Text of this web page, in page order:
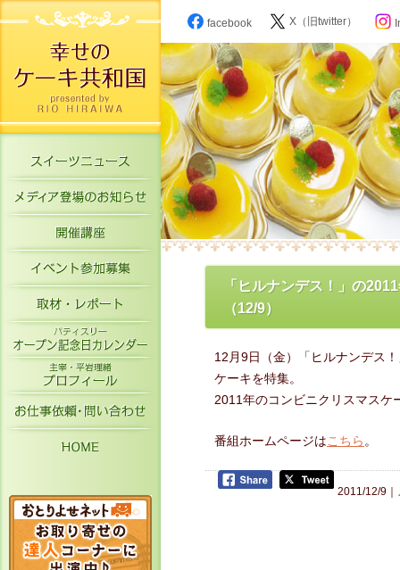
スイーツニュース
メディア登場のお知らせ
開催講座
イベント参加募集
パティスリーオープン記念日カレン
主宰・平岩理緒プロフィール
お仕事依頼・お問い合わせ
facebook X（旧twitter）
「ヒルナンデス！」の
（12/9）
12月9日（金）「ヒルナンデス
ケーキを特集。
2011年のコンビニクリスマスケ
番組ホームページはこちら 。
2011/12/9｜